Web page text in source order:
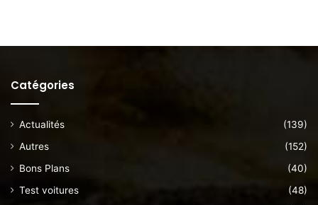
Catégories
Actualités
(139)
Autres
(152)
Bons Plans
(40)
Test voitures
(48)